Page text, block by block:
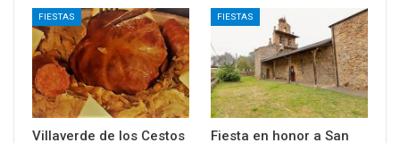
FIESTAS
Villaverde de los Cestos
FIESTAS
Fiesta en honor a San